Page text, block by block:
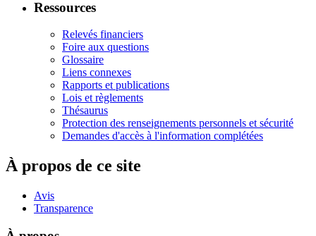
Ressources
Relevés financiers
Foire aux questions
Glossaire
Liens connexes
Rapports et publications
Lois et règlements
Thésaurus
Protection des renseignements personnels et sécurité
Demandes d'accès à l'information complétées
À propos de ce site
Avis
Transparence